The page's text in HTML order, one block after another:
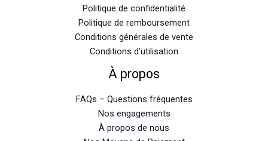
Politique de confidentialité
Politique de remboursement
Conditions générales de vente
Conditions d’utilisation
À propos
FAQs – Questions fréquentes
Nos engagements
À propos de nous